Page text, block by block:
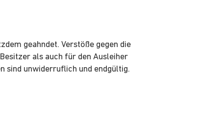
geahndet. Verstöße gegen die
als auch für den Ausleiher
sind unwiderruflich und endgültig.